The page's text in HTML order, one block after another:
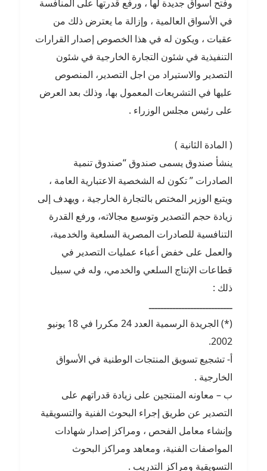
وفتح أسواق جديدة لها ، ورفع قدرتها على المنافسة
في الأسواق العالمية ، وإزالة ما يعترض ذلك من
عقبات ، ويكون له في هذا الخصوص إصدار القرارات
التنفيذية في شئون التجارة الخارجية في شئون
التصدير والاستيراد من اجل التصدير، المنصوص
عليها في التشريعات المعمول بها، وذلك بعد العرض
على رئيس مجلس الوزراء .
( المادة الثانية )
ينشأ صندوق يسمى صندوق “صندوق تنمية
الصادرات ” تكون له الشخصية الاعتبارية العامة ،
ويتبع الوزير المختص بالتجارة الخارجية ، ويهدف إلى
زيادة حجم التصدير وتوسيع مجالاته، ورفع القدرة
التنافسية للصادرات المصرية السلعية والخدمية،
والعمل على خفض أعباء عمليات التصدير في
قطاعات الإنتاج السلعي والخدمي، وله في سبيل
ذلك :
ــــــــــــــــــــــــــــ
(*) الجريدة الرسمية العدد 24 مكررا في 18 يونيو
2002.
أ‌- تشجيع تسويق المنتجات الوطنية في الأسواق
الخارجية .
ب – معاونه المنتجين على زيادة قدراتهم على
التصدير عن طريق إجراء البحوث الفنية والتسويقية
وإنشاء معامل الفحص ، ومراكز إصدار شهادات
المواصفات الفنية، ومعاهد ومراكز البحوث
التسويقية ومراكز التدريب .